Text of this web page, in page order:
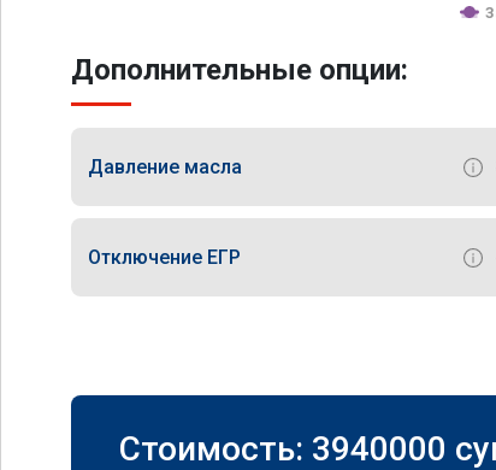
Дополнительные опции:
Давление масла
Отключение ЕГР
Стоимость: 3940000